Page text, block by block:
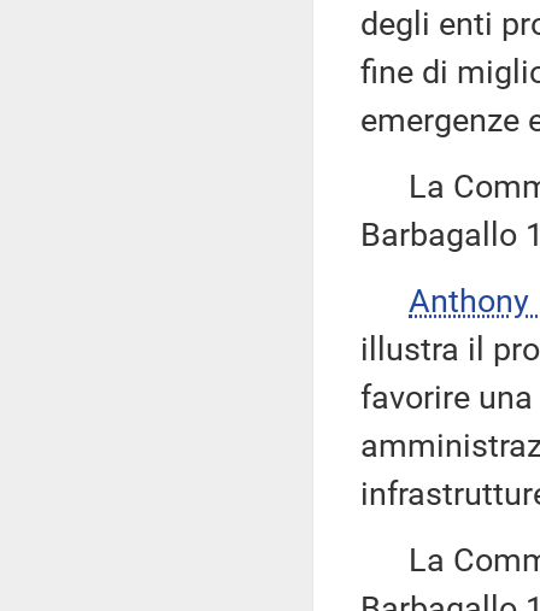
degli enti
fine di
emergenze
La
Barbagallo
Anthony
illustra il
favorire
La